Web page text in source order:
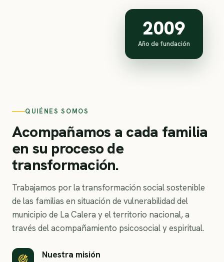
2009
Año de fundación
QUIÉNES SOMOS
Acompañamos a cada familia
en su proceso de
transformación.
Trabajamos por la transformación social sostenible
de las familias en situación de vulnerabilidad del
municipio de La Calera y el territorio nacional, a
través del acompañamiento psicosocial y espiritual.
Nuestra misión